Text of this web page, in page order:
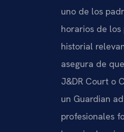
uno de los
horarios de
historial
asegura de
J&DR Court o
un Guardian
profesionales